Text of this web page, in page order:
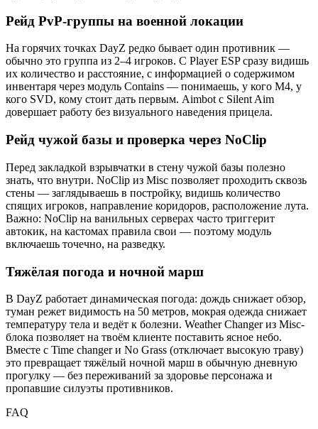
Рейд PvP-группы на военной локации
На горячих точках DayZ редко бывает один противник —
обычно это группа из 2–4 игроков. С Player ESP сразу видишь
их количество и расстояние, с информацией о содержимом
инвентаря через модуль Contains — понимаешь, у кого M4, у
кого SVD, кому стоит дать первым. Aimbot с Silent Aim
довершает работу без визуального наведения прицела.
Рейд чужой базы и проверка через NoClip
Перед закладкой взрывчатки в стену чужой базы полезно
знать, что внутри. NoClip из Misc позволяет проходить сквозь
стены — заглядываешь в постройку, видишь количество
спящих игроков, направление коридоров, расположение лута.
Важно: NoClip на ванильных серверах часто триггерит
автокик, на кастомах правила свои — поэтому модуль
включаешь точечно, на разведку.
Тяжёлая погода и ночной марш
В DayZ работает динамическая погода: дождь снижает обзор,
туман режет видимость на 50 метров, мокрая одежда снижает
температуру тела и ведёт к болезни. Weather Changer из Misc-
блока позволяет на твоём клиенте поставить ясное небо.
Вместе с Time changer и No Grass (отключает высокую траву)
это превращает тяжёлый ночной марш в обычную дневную
прогулку — без переживаний за здоровье персонажа и
пропавшие силуэты противников.
FAQ